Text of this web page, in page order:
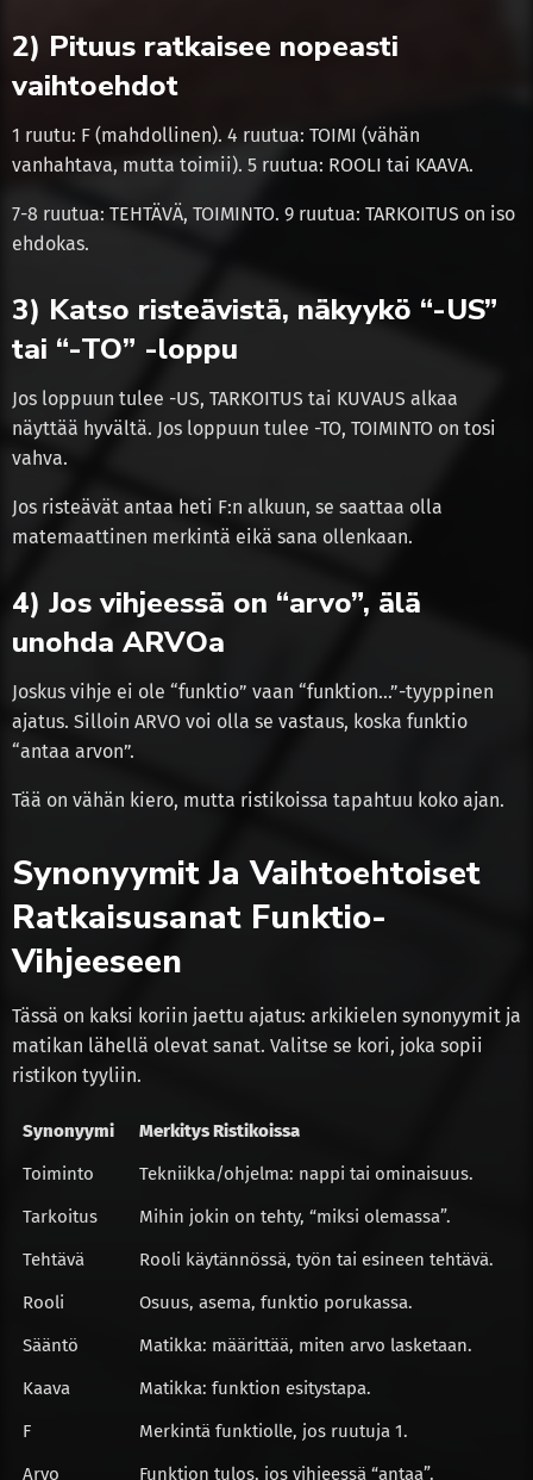
2) Pituus ratkaisee nopeasti
vaihtoehdot
1 ruutu: F (mahdollinen). 4 ruutua: TOIMI (vähän
vanhahtava, mutta toimii). 5 ruutua: ROOLI tai KAAVA.
7-8 ruutua: TEHTÄVÄ, TOIMINTO. 9 ruutua: TARKOITUS on iso
ehdokas.
3) Katso risteävistä, näkyykö “-US”
tai “-TO” -loppu
Jos loppuun tulee -US, TARKOITUS tai KUVAUS alkaa
näyttää hyvältä. Jos loppuun tulee -TO, TOIMINTO on tosi
vahva.
Jos risteävät antaa heti F:n alkuun, se saattaa olla
matemaattinen merkintä eikä sana ollenkaan.
4) Jos vihjeessä on “arvo”, älä
unohda ARVOa
Joskus vihje ei ole “funktio” vaan “funktion…”-tyyppinen
ajatus. Silloin ARVO voi olla se vastaus, koska funktio
“antaa arvon”.
Tää on vähän kiero, mutta ristikoissa tapahtuu koko ajan.
Synonyymit Ja Vaihtoehtoiset
Ratkaisusanat Funktio-
Vihjeeseen
Tässä on kaksi koriin jaettu ajatus: arkikielen synonyymit ja
matikan lähellä olevat sanat. Valitse se kori, joka sopii
ristikon tyyliin.
Synonyymi
Merkitys Ristikoissa
Toiminto
Tekniikka/ohjelma: nappi tai ominaisuus.
Tarkoitus
Mihin jokin on tehty, “miksi olemassa”.
Tehtävä
Rooli käytännössä, työn tai esineen tehtävä.
Rooli
Osuus, asema, funktio porukassa.
Sääntö
Matikka: määrittää, miten arvo lasketaan.
Kaava
Matikka: funktion esitystapa.
F
Merkintä funktiolle, jos ruutuja 1.
Arvo
Funktion tulos, jos vihjeessä “antaa”.